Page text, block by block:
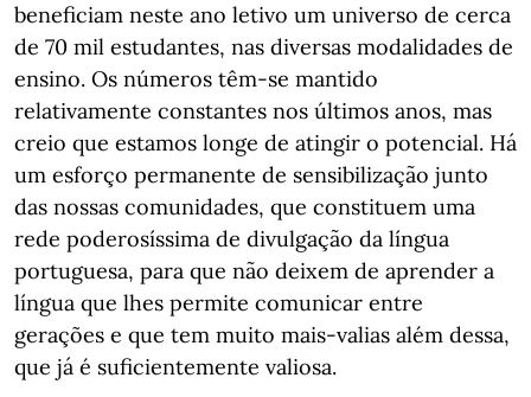
beneficiam neste ano letivo um universo de cerca
de 70 mil estudantes, nas diversas modalidades de
ensino. Os números têm-se mantido
relativamente constantes nos últimos anos, mas
creio que estamos longe de atingir o potencial. Há
um esforço permanente de sensibilização junto
das nossas comunidades, que constituem uma
rede poderosíssima de divulgação da língua
portuguesa, para que não deixem de aprender a
língua que lhes permite comunicar entre
gerações e que tem muito mais-valias além dessa,
que já é suficientemente valiosa.